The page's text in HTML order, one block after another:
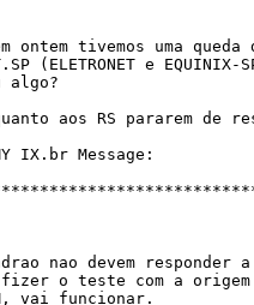
ontem tivemos uma
(ELETRONET e
algo?
aos RS pararem de
IX.br Message:
fizer o teste com a
vai funcionar.